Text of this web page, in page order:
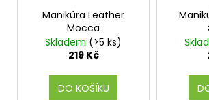
Manikúra Leather
Mocca
Skladem (>5 ks)
219 Kč
DO KOŠÍKU